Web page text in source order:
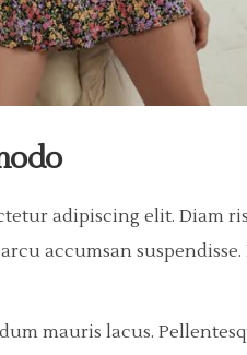
adipiscing elit. Diam
accumsan
mauris lacus.